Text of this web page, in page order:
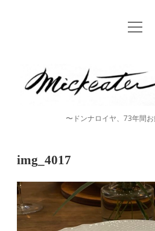
Home
open
mickeater
が
ま
す
〜ドンナロイヤ、73年間
img_4017